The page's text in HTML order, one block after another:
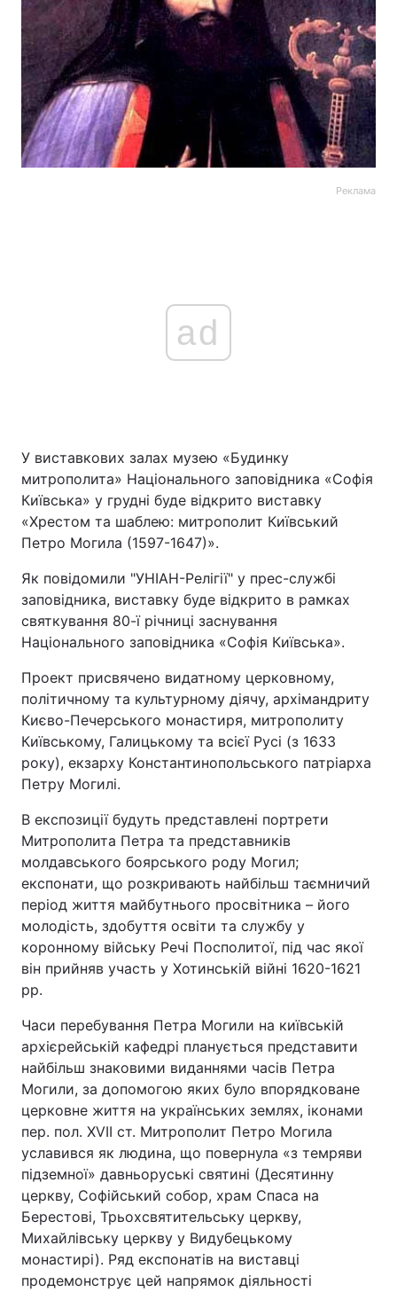
Реклама
ad
У виставкових залах музею «Будинку
митрополита» Національного заповідника «Софія
Київська» у грудні буде відкрито виставку
«Хрестом та шаблею: митрополит Київський
Петро Могила (1597-1647)».
Як повідомили "УНІАН-Релігії" у прес-службі
заповідника, виставку буде відкрито в рамках
святкування 80-ї річниці заснування
Національного заповідника «Софія Київська».
Проект присвячено видатному церковному,
політичному та культурному діячу, архімандриту
Києво-Печерського монастиря, митрополиту
Київському, Галицькому та всієї Русі (з 1633
року), екзарху Константинопольського патріарха
Петру Могилі.
В експозиції будуть представлені портрети
Митрополита Петра та представників
молдавського боярського роду Могил;
експонати, що розкривають найбільш таємничий
період життя майбутнього просвітника – його
молодість, здобуття освіти та службу у
коронному війську Речі Посполитої, під час якої
він прийняв участь у Хотинській війні 1620-1621
рр.
Часи перебування Петра Могили на київській
архієрейській кафедрі планується представити
найбільш знаковими виданнями часів Петра
Могили, за допомогою яких було впорядковане
церковне життя на українських землях, іконами
пер. пол. XVII ст. Митрополит Петро Могила
уславився як людина, що повернула «з темряви
підземної» давньоруські святині (Десятинну
церкву, Софійський собор, храм Спаса на
Берестові, Трьохсвятительську церкву,
Михайлівську церкву у Видубецькому
монастирі). Ряд експонатів на виставці
продемонструє цей напрямок діяльності